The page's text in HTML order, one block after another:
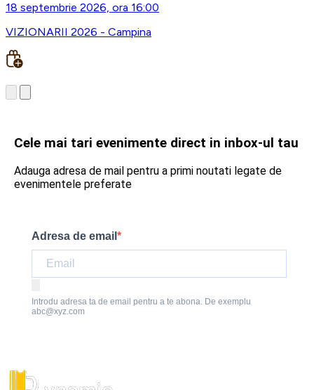
18 septembrie 2026, ora 16:00
VIZIONARII 2026 - Campina
Cele mai tari evenimente direct in inbox-ul tau
Adauga adresa de mail pentru a primi noutati legate de
evenimentele preferate
Adresa de email
Introdu adresa ta de email pentru a te abona. De exemplu
abc@xyz.com